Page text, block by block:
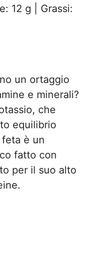
12 g | Grassi:
un ortaggio
e minerali?
che
equilibrio
è un
fatto con
per il suo alto